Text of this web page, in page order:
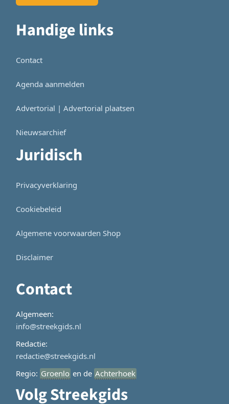
Handige links
Contact
Agenda aanmelden
Advertorial | Advertorial plaatsen
Nieuwsarchief
Juridisch
Privacyverklaring
Cookiebeleid
Algemene voorwaarden Shop
Disclaimer
Contact
Algemeen:
info@streekgids.nl
Redactie:
redactie@streekgids.nl
Regio: Groenlo en de Achterhoek
Volg Streekgids